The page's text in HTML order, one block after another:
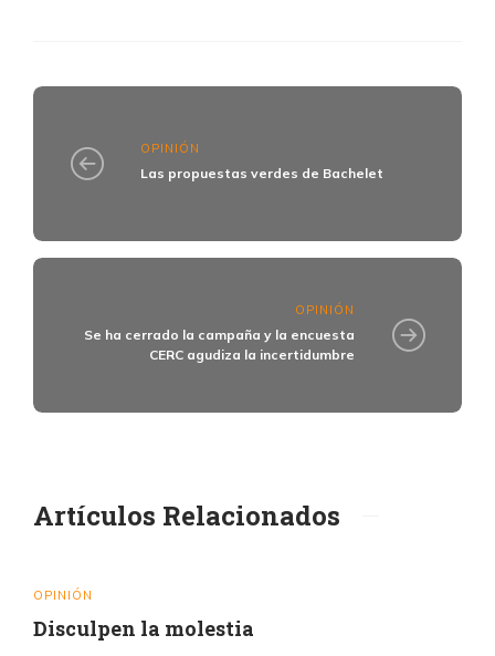
OPINIÓN
Las propuestas verdes de Bachelet
OPINIÓN
Se ha cerrado la campaña y la encuesta
CERC agudiza la incertidumbre
Artículos Relacionados
OPINIÓN
Disculpen la molestia